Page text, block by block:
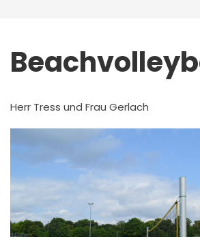
Herr Tress und Frau Gerlach